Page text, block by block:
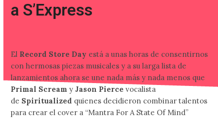
a S’Express
El Record Store Day está a unas horas de consentirnos
con hermosas piezas musicales y a su larga lista de
lanzamientos ahora se une nada más y nada menos que
Primal Scream y Jason Pierce vocalista
de Spiritualized quienes decidieron combinar talentos
para crear el cover a “Mantra For A State Of Mind”